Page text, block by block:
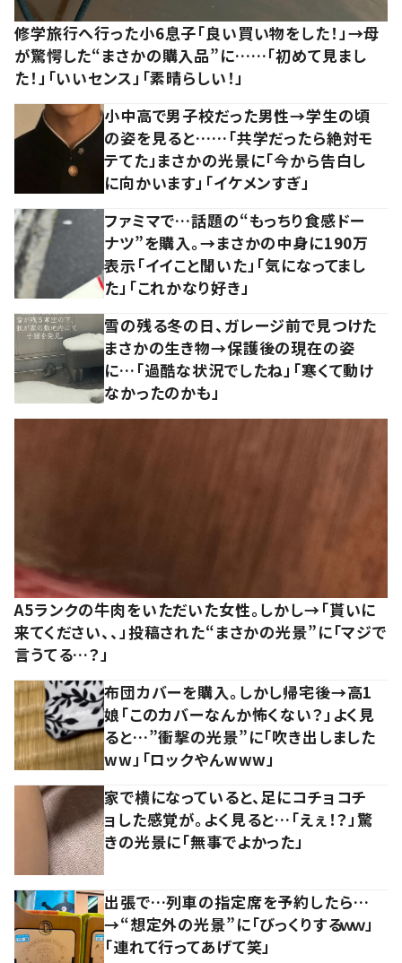
修学旅行へ行った小6息子「良い買い物をした！」→母
が驚愕した“まさかの購入品”に……「初めて見まし
た！」「いいセンス」「素晴らしい！」
小中高で男子校だった男性→学生の頃
の姿を見ると……「共学だったら絶対モ
テてた」まさかの光景に「今から告白し
に向かいます」「イケメンすぎ」
ファミマで…話題の“もっちり食感ドー
ナツ”を購入。→まさかの中身に190万
表示「イイこと聞いた」「気になってまし
た」「これかなり好き」
雪の残る冬の日、ガレージ前で見つけた
まさかの生き物→保護後の現在の姿
に…「過酷な状況でしたね」「寒くて動け
なかったのかも」
A5ランクの牛肉をいただいた女性。しかし→「貰いに
来てください、、」投稿された“まさかの光景”に「マジで
言うてる…？」
布団カバーを購入。しかし帰宅後→高1
娘「このカバーなんか怖くない？」よく見
ると…”衝撃の光景”に「吹き出しました
ww」「ロックやんwww」
家で横になっていると、足にコチョコチ
ョした感覚が。よく見ると…「えぇ！？」驚
きの光景に「無事でよかった」
出張で…列車の指定席を予約したら…
→“想定外の光景”に「びっくりするｗｗ」
「連れて行ってあげて笑」